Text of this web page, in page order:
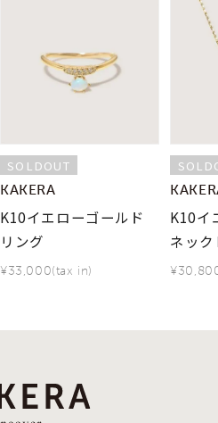
SOLDOUT
KAKERA
K10イエローゴールド
リング
¥33,000(tax in)
K10イ
ネッ